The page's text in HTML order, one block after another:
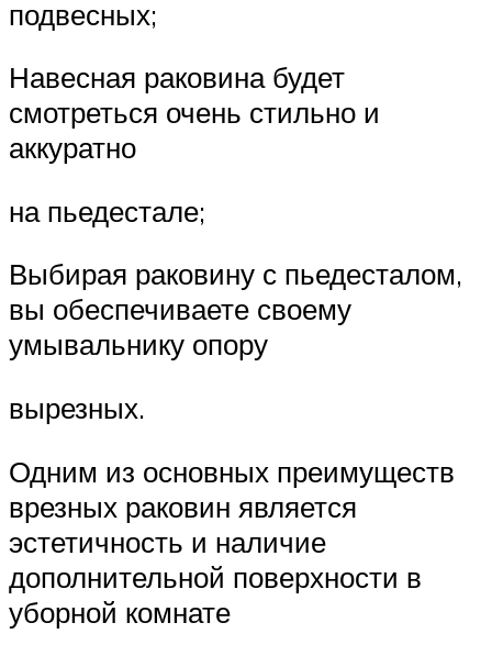
подвесных;
Навесная раковина будет
смотреться очень стильно и
аккуратно
на пьедестале;
Выбирая раковину с пьедесталом,
вы обеспечиваете своему
умывальнику опору
вырезных.
Одним из основных преимуществ
врезных раковин является
эстетичность и наличие
дополнительной поверхности в
уборной комнате